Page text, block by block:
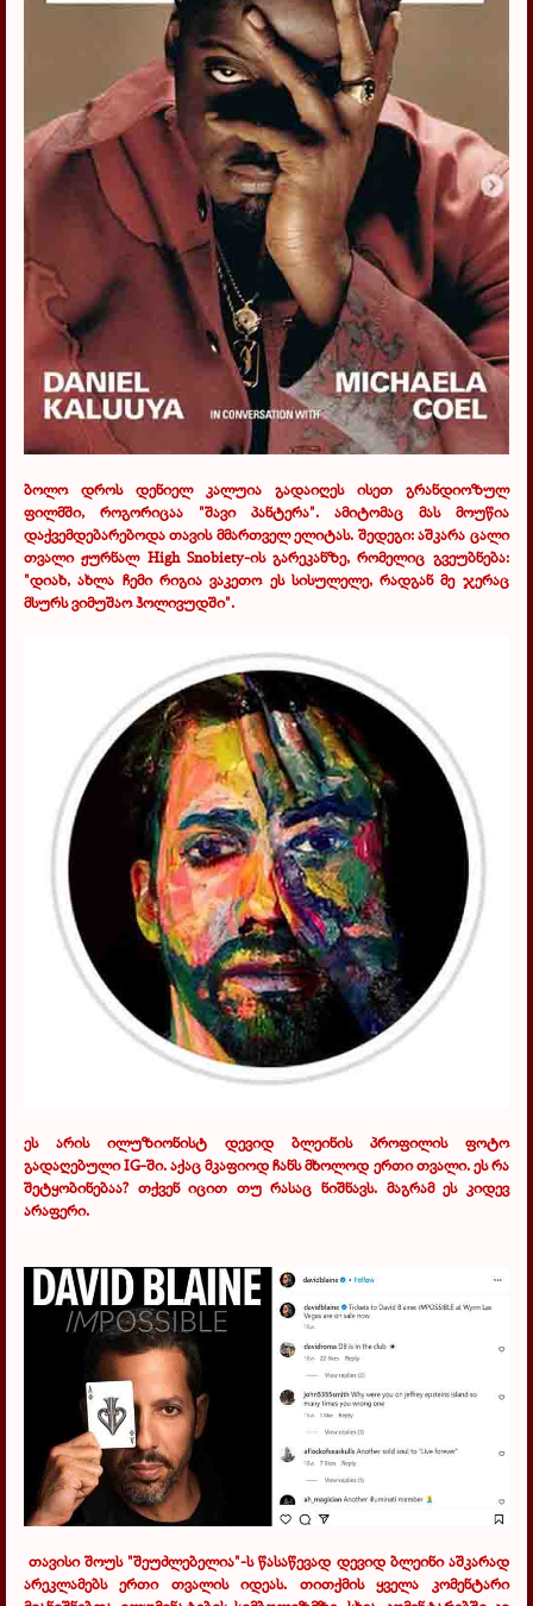
ბოლო დროს დენიელ კალუია გადაიღეს ისეთ გრანდიოზულ
ფილმში, როგორიცაა "შავი პანტერა". ამიტომაც მას მოუწია
დაქვემდებარებოდა თავის მმართველ ელიტას. შედეგი: აშკარა ცალი
თვალი ჟურნალ High Snobiety-ის გარეკანზე, რომელიც გვეუბნება:
"დიახ, ახლა ჩემი რიგია ვაკეთო ეს სისულელე, რადგან მე ჯერაც
მსურს ვიმუშაო ჰოლივუდში".
ეს არის ილუზიონისტ დევიდ ბლეინის პროფილის ფოტო
გადაღებულიIG-ში. აქაც მკაფიოდ ჩანს მხოლოდ ერთი თვალი. ეს რა
შეტყობინებაა? თქვენ იცით თუ რასაც ნიშნავს. მაგრამ ეს კიდევ
არაფერი.
თავისი შოუს "შეუძლებელია"-ს წასაწევად დევიდ ბლეინი აშკარად
არეკლამებს ერთი თვალის იდეას. თითქმის ყველა კომენტარი